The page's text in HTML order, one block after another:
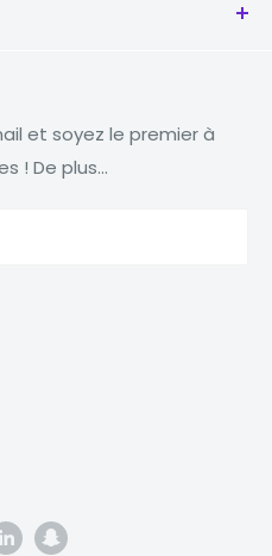
et soyez le premier à
! De plus...